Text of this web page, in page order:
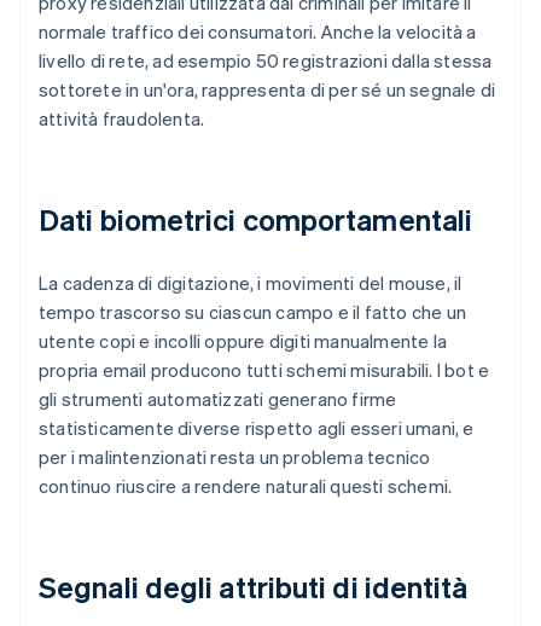
normale traffico dei consumatori. Anche la velocità a
livello di rete, ad esempio 50 registrazioni dalla stessa
sottorete in un'ora, rappresenta di per sé un segnale di
attività fraudolenta.
Dati biometrici comportamentali
La cadenza di digitazione, i movimenti del mouse, il
tempo trascorso su ciascun campo e il fatto che un
utente copi e incolli oppure digiti manualmente la
propria email producono tutti schemi misurabili. I bot e
gli strumenti automatizzati generano firme
statisticamente diverse rispetto agli esseri umani, e
per i malintenzionati resta un problema tecnico
continuo riuscire a rendere naturali questi schemi.
Segnali degli attributi di identità